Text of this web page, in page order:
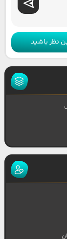
نظر باشید